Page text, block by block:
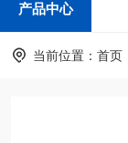
产品中心
当前位置： 首页